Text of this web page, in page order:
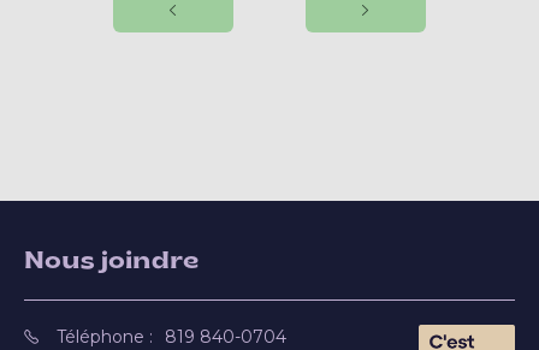
Nous joindre
Téléphone :
819 840-0704